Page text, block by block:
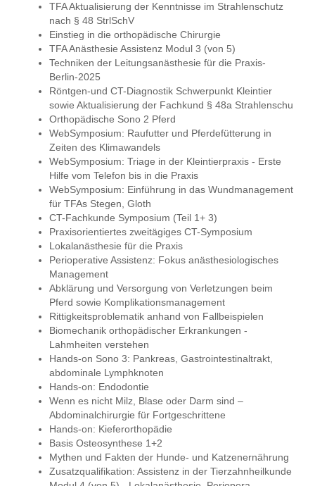
TFA Aktualisierung der Kenntnisse im Strahlenschutz
nach § 48 StrlSchV
Einstieg in die orthopädische Chirurgie
TFA Anästhesie Assistenz Modul 3 (von 5)
Techniken der Leitungsanästhesie für die Praxis-
Berlin-2025
Röntgen-und CT-Diagnostik Schwerpunkt Kleintier
sowie Aktualisierung der Fachkund § 48a Strahlenschu
Orthopädische Sono 2 Pferd
WebSymposium: Raufutter und Pferdefütterung in
Zeiten des Klimawandels
WebSymposium: Triage in der Kleintierpraxis - Erste
Hilfe vom Telefon bis in die Praxis
WebSymposium: Einführung in das Wundmanagement
für TFAs Stegen, Gloth
CT-Fachkunde Symposium (Teil 1+ 3)
Praxisorientiertes zweitägiges CT-Symposium
Lokalanästhesie für die Praxis
Perioperative Assistenz: Fokus anästhesiologisches
Management
Abklärung und Versorgung von Verletzungen beim
Pferd sowie Komplikationsmanagement
Rittigkeitsproblematik anhand von Fallbeispielen
Biomechanik orthopädischer Erkrankungen -
Lahmheiten verstehen
Hands-on Sono 3: Pankreas, Gastrointestinaltrakt,
abdominale Lymphknoten
Hands-on: Endodontie
Wenn es nicht Milz, Blase oder Darm sind –
Abdominalchirurgie für Fortgeschrittene
Hands-on: Kieferorthopädie
Basis Osteosynthese 1+2
Mythen und Fakten der Hunde- und Katzenernährung
Zusatzqualifikation: Assistenz in der Tierzahnheilkunde